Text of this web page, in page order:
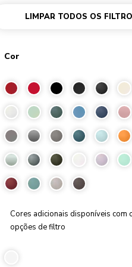
LIMPAR TODOS OS
Cor
Cores adicionais disponíveis com
opções de filtro